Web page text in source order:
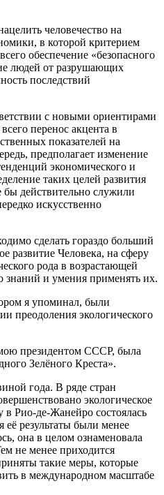
человечество на
в которой критерием
обеспечение «безопасного
людей от разрушающих
последствий
с новыми ориентирами
перенос акцента в
показателей на
предполагает изменение
экономического и
таких целей развития
бы действительно служили
искусственно
сделать гораздо больший
развитие Человека, на сферу
рода в возрастающей
знаний и умения применять их.
я упоминал, были
преодоления экологического
президентом СССР, была
Зелёного Креста».
года. В ряде стран
экологическое
в Рио-де-Жанейро состоялась
результаты были менее
она в целом ознаменовала
не менее приходится
такие меры, которые
в международном масштабе